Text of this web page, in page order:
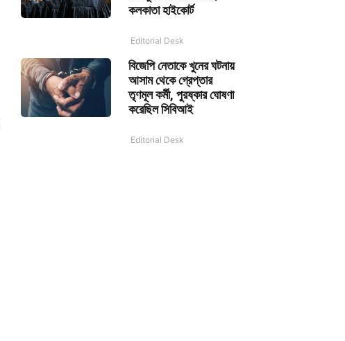
কলকাতা হাইকোর্ট
Editorial Desk
বিজেপি নেতাকে খুনের ঘটনায়
আসাম থেকে গ্রেপ্তার
তৃণমূল কর্মী, পুরষ্কার ঘোষণা
করেছিল সিবিআই
Editorial Desk